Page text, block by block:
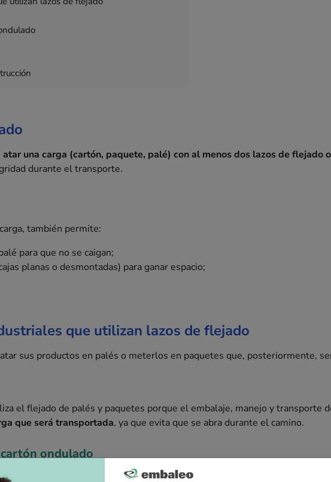
atar una carga (cartón, paquete, palé) con al menos dos lazos de flejado
durante el transporte.
también permite:
para que no se caigan;
planas o desmontadas) para ganar espacio;
que utilizan lazos de flejado
sus productos en palés o meterlos en paquetes que, posteriormente,
el flejado de palés y paquetes porque el embalaje, manejo y transporte
que será transportada, ya que evita que se abra durante el camino.
ondulado
de la madera que acaba de ser convertida en panel con miras a su